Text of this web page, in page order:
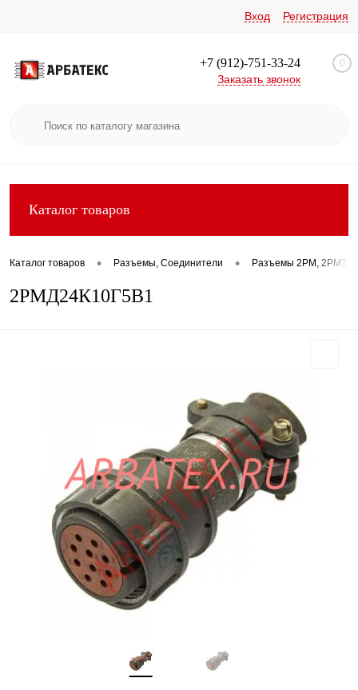
Вход Регистрация
+7 (912)-751-33-24
Заказать звонок
0
Каталог товаров
Каталог товаров • Разъемы, Соединители • Разъемы 2РМ, 2РМТ,
2РМД24К10Г5В1